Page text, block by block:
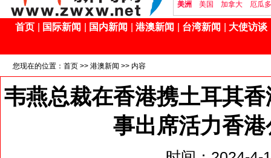
美洲
美国 加拿大 厄瓜
首页 国际新闻 国内新闻 港澳新闻 台湾新闻 大使访谈
您现在的位置： 首页 >> 港澳新闻 >> 内容
韦燕总裁在香港携土耳其
事出席活力香